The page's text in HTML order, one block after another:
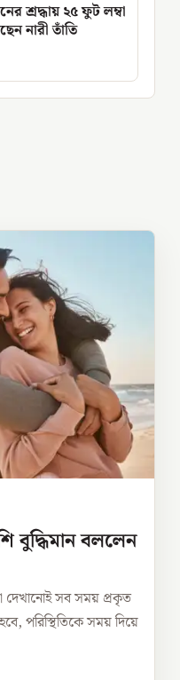
শ্রদ্ধায় ২৫ ফুট লম্বা
নারী তাঁতি
বুদ্ধিমান বললেন
দেখানোই সব সময় প্রকৃত
পরিস্থিতিকে সময় দিয়ে